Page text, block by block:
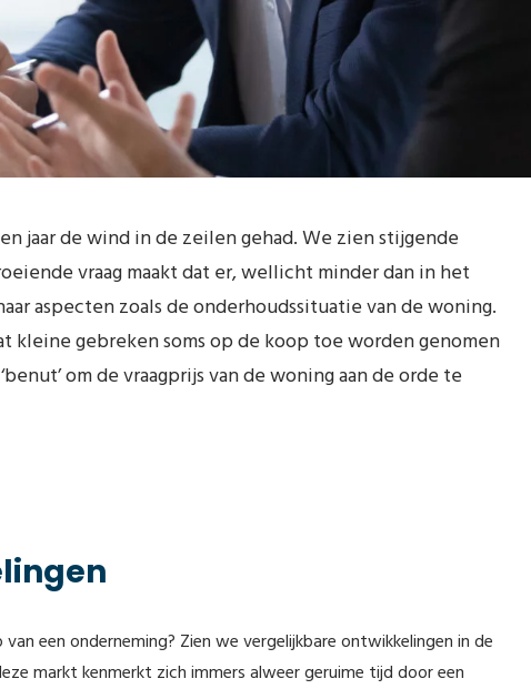
jaar de wind in de zeilen gehad. We zien stijgende
vraag maakt dat er, wellicht minder dan in het
aspecten zoals de onderhoudssituatie van de woning.
kleine gebreken soms op de koop toe worden genomen
om de vraagprijs van de woning aan de orde te
een onderneming? Zien we vergelijkbare ontwikkelingen in de
markt kenmerkt zich immers alweer geruime tijd door een